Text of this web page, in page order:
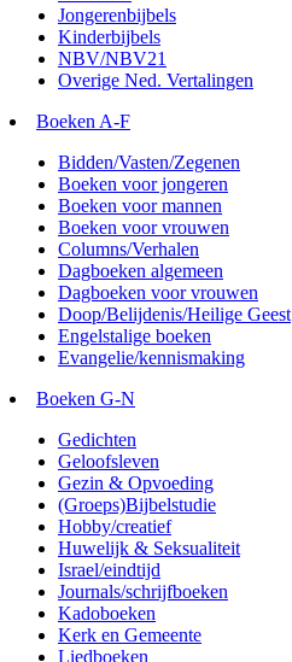
Jongerenbijbels
Kinderbijbels
NBV/NBV21
Overige Ned. Vertalingen
Boeken A-F
Bidden/Vasten/Zegenen
Boeken voor jongeren
Boeken voor mannen
Boeken voor vrouwen
Columns/Verhalen
Dagboeken algemeen
Dagboeken voor vrouwen
Doop/Belijdenis/Heilige Geest
Engelstalige boeken
Evangelie/kennismaking
Boeken G-N
Gedichten
Geloofsleven
Gezin & Opvoeding
(Groeps)Bijbelstudie
Hobby/creatief
Huwelijk & Seksualiteit
Israel/eindtijd
Journals/schrijfboeken
Kadoboeken
Kerk en Gemeente
Liedboeken